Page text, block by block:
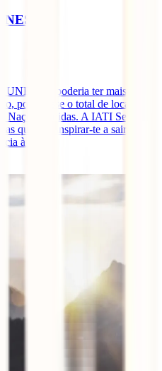
UNESCO poderia ter mais de
pois é esse o total de locais
Nações Unidas. A IATI Seguros
que vão inspirar-te a sair de
à [...]